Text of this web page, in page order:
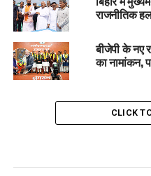
राजनीतिक
बीजेपी के नए
का नामांकन,
CLICK